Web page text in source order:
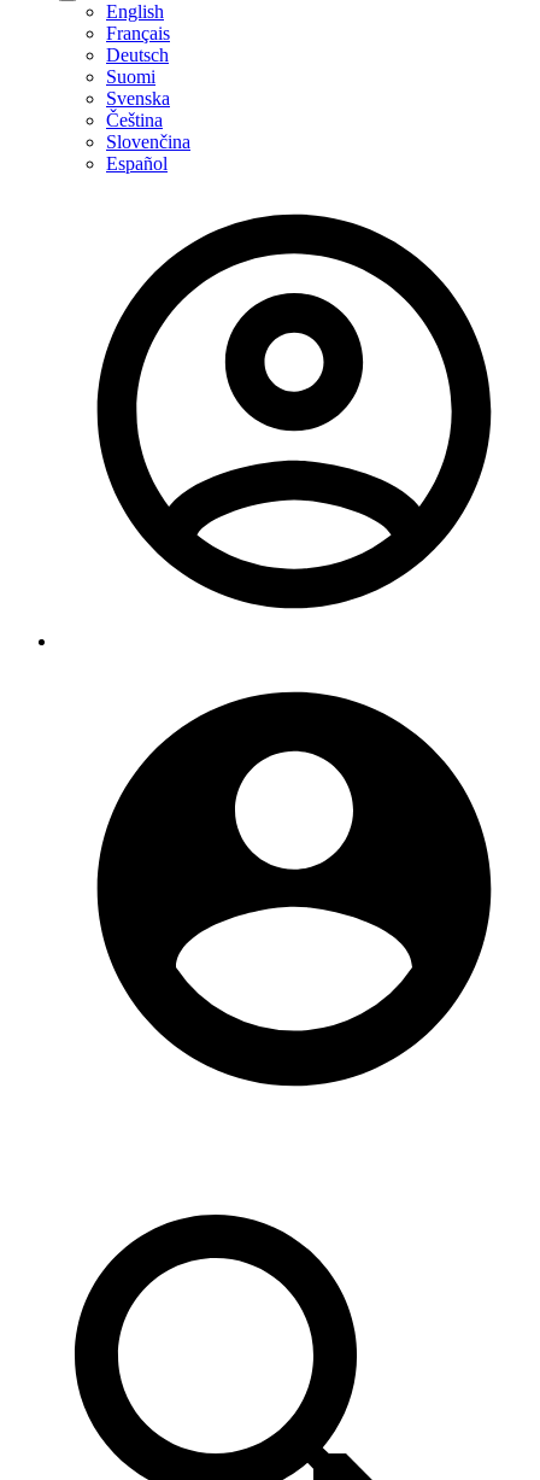
English
Français
Deutsch
Suomi
Svenska
Čeština
Slovenčina
Español